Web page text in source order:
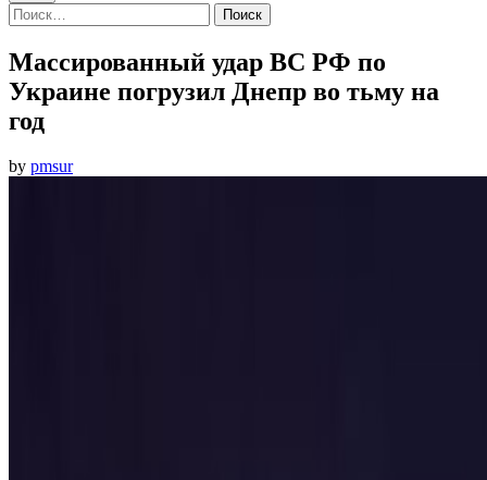
Найти:
Массированный удар ВС РФ по
Украине погрузил Днепр во тьму на
год
by pmsur